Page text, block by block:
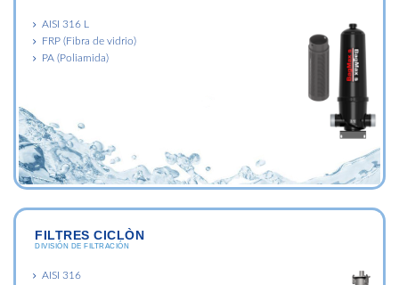
AISI 316 L
FRP (Fibra de vidrio)
PA (Poliamida)
FILTRES CICLÒN
DIVISIÓN DE FILTRACIÓN
AISI 316